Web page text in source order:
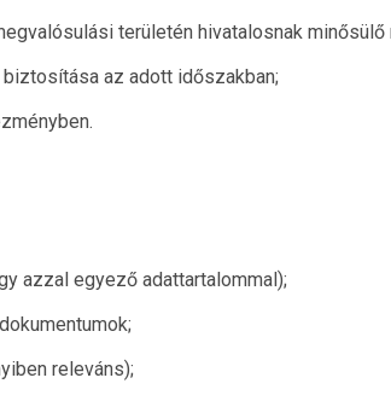
területén hivatalosnak minősülő
az adott időszakban;
azzal egyező adattartalommal);
releváns);